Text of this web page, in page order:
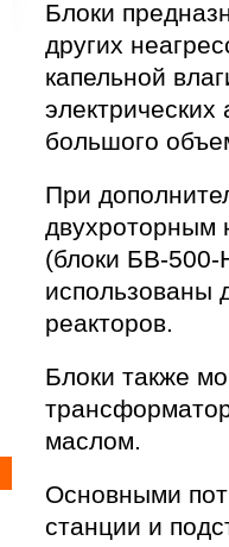
Блоки
других
капельной
большого
При
двухроторным
(блоки БВ-
использованы
реакторов.
Блоки также
маслом.
Основными
станции и